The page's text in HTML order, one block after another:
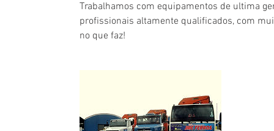
Trabalhamos com equipamentos de ultima
profissionais altamente qualificados, com
no que faz!